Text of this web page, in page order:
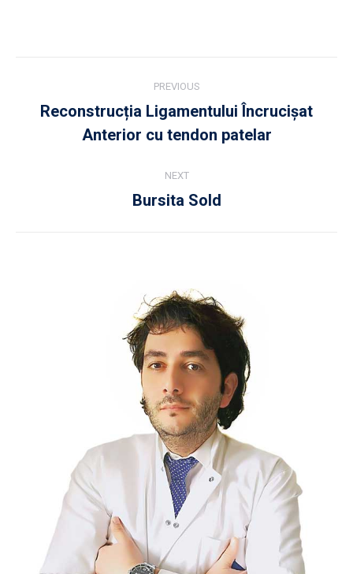
navigation
PREVIOUS
Previous
post:
Reconstrucția Ligamentului Încrucișat
Anterior cu tendon patelar
NEXT
Next
Bursita Sold